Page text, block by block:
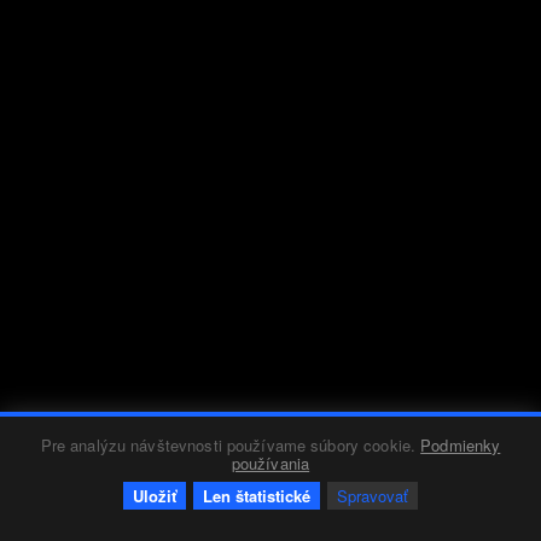
Pre analýzu návštevnosti používame súbory cookie. Podmienky
používania
Uložiť
Len štatistické Spravovať